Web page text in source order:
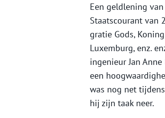
Een geldlening
Staatscourant van
gratie Gods,
Luxemburg, enz.
ingenieur Jan
een
was nog net
hij zijn taak neer.